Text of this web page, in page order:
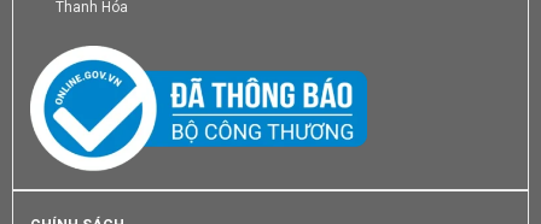
Thanh Hóa